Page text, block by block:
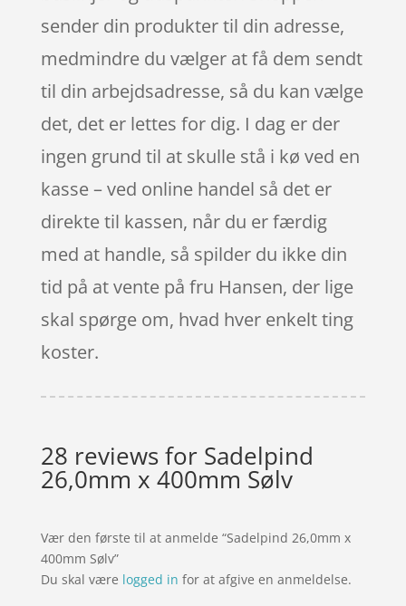
sender din produkter til din adresse,
medmindre du vælger at få dem sendt
til din arbejdsadresse, så du kan vælge
det, det er lettes for dig. I dag er der
ingen grund til at skulle stå i kø ved en
kasse – ved online handel så det er
direkte til kassen, når du er færdig
med at handle, så spilder du ikke din
tid på at vente på fru Hansen, der lige
skal spørge om, hvad hver enkelt ting
koster.
28 reviews for Sadelpind
26,0mm x 400mm Sølv
Vær den første til at anmelde “Sadelpind 26,0mm x
400mm Sølv”
Du skal være logged in for at afgive en anmeldelse.